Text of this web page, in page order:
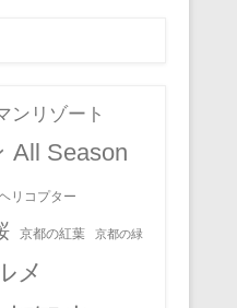
ンリゾート
All Season
リコプター
京都の紅葉 京都の緑
メ